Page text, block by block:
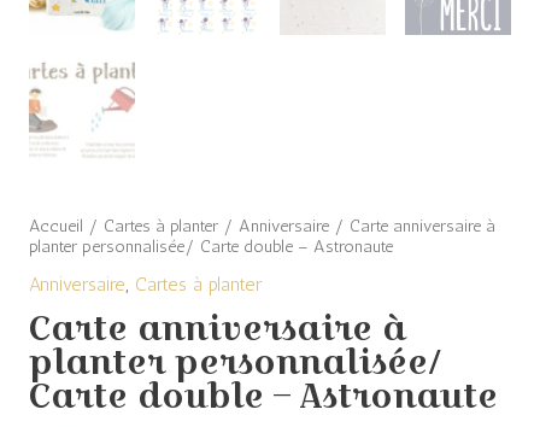
Accueil / Cartes à planter/ Anniversaire/ Carte anniversaire à
planter personnalisée/ Carte double – Astronaute
Anniversaire Cartes à planter
Carte anniversaire à
planter personnalisée/
Carte double – Astronaute